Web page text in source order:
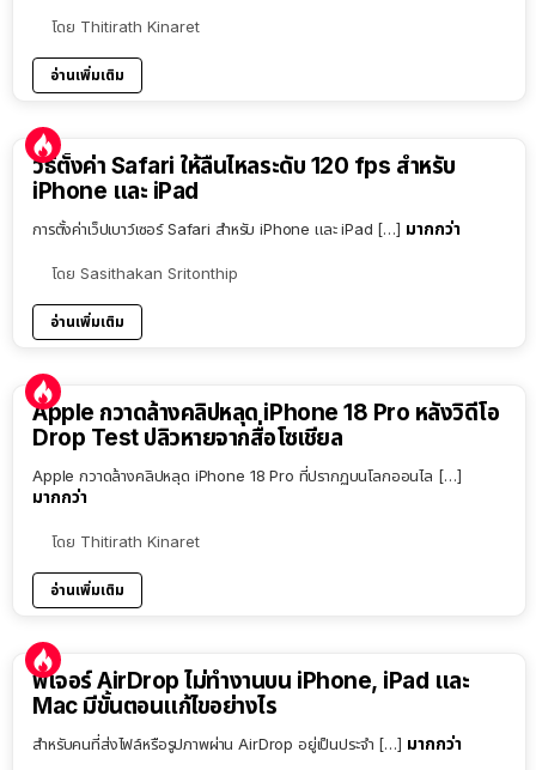
โดย Thitirath Kinaret
อ่านเพิ่มเติม
วิธีตั้งค่า Safari ให้ลื่นไหลระดับ 120 fps สำหรับ
iPhone และ iPad
การตั้งค่าเว็ปเบาว์เซอร์ Safari สำหรับ iPhone และ iPad […] มากกว่า
โดย Sasithakan Sritonthip
อ่านเพิ่มเติม
Apple กวาดล้างคลิปหลุด iPhone 18 Pro หลังวิดีโอ
Drop Test ปลิวหายจากสื่อโซเชียล
Apple กวาดล้างคลิปหลุด iPhone 18 Pro ที่ปรากฏบนโลกออนไล […]
มากกว่า
โดย Thitirath Kinaret
อ่านเพิ่มเติม
ฟีเจอร์ AirDrop ไม่ทำงานบน iPhone, iPad และ
Mac มีขั้นตอนแก้ไขอย่างไร
สำหรับคนที่ส่งไฟล์หรือรูปภาพผ่าน AirDrop อยู่เป็นประจำ […] มากกว่า